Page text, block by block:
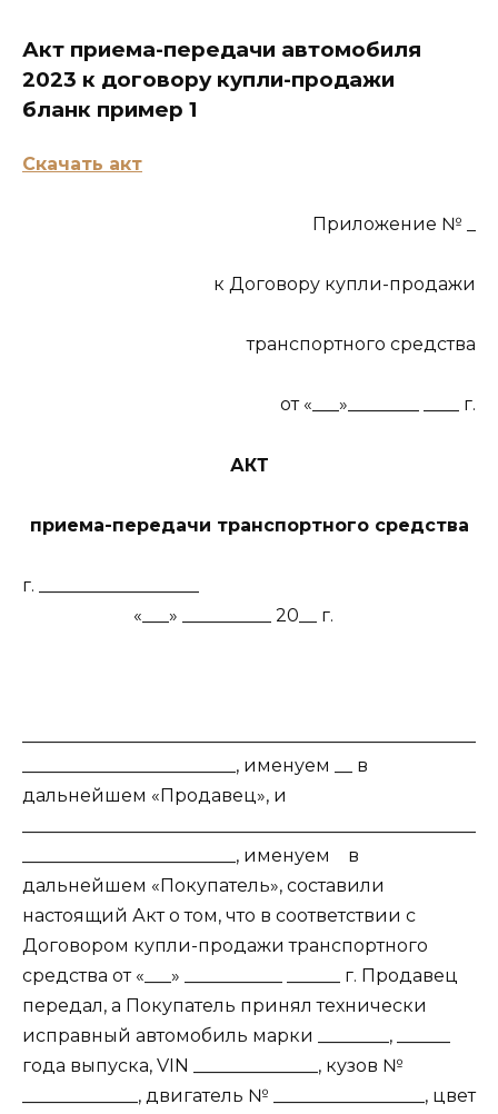
Акт приема-передачи автомобиля
2023 к договору купли-продажи
бланк пример 1
Скачать акт
Приложение № _
к Договору купли-продажи
транспортного средства
от «___»________ ____ г.
АКТ
приема-передачи транспортного средства
г. __________________
«___» __________ 20__ г.
, именуем __ в
дальнейшем «Продавец», и
________________________, именуем
в
дальнейшем «Покупатель», составили
настоящий Акт о том, что в соответствии с
Договором купли-продажи транспортного
средства от «___» ___________ ______ г. Продавец
передал, а Покупатель принял технически
исправный автомобиль марки ________, ______
года выпуска, VIN ______________, кузов №
_____________, двигатель № _________________, цвет